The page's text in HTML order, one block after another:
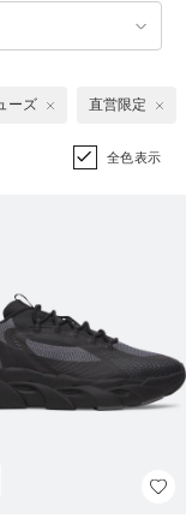
ーズ 直営限定
全色表示